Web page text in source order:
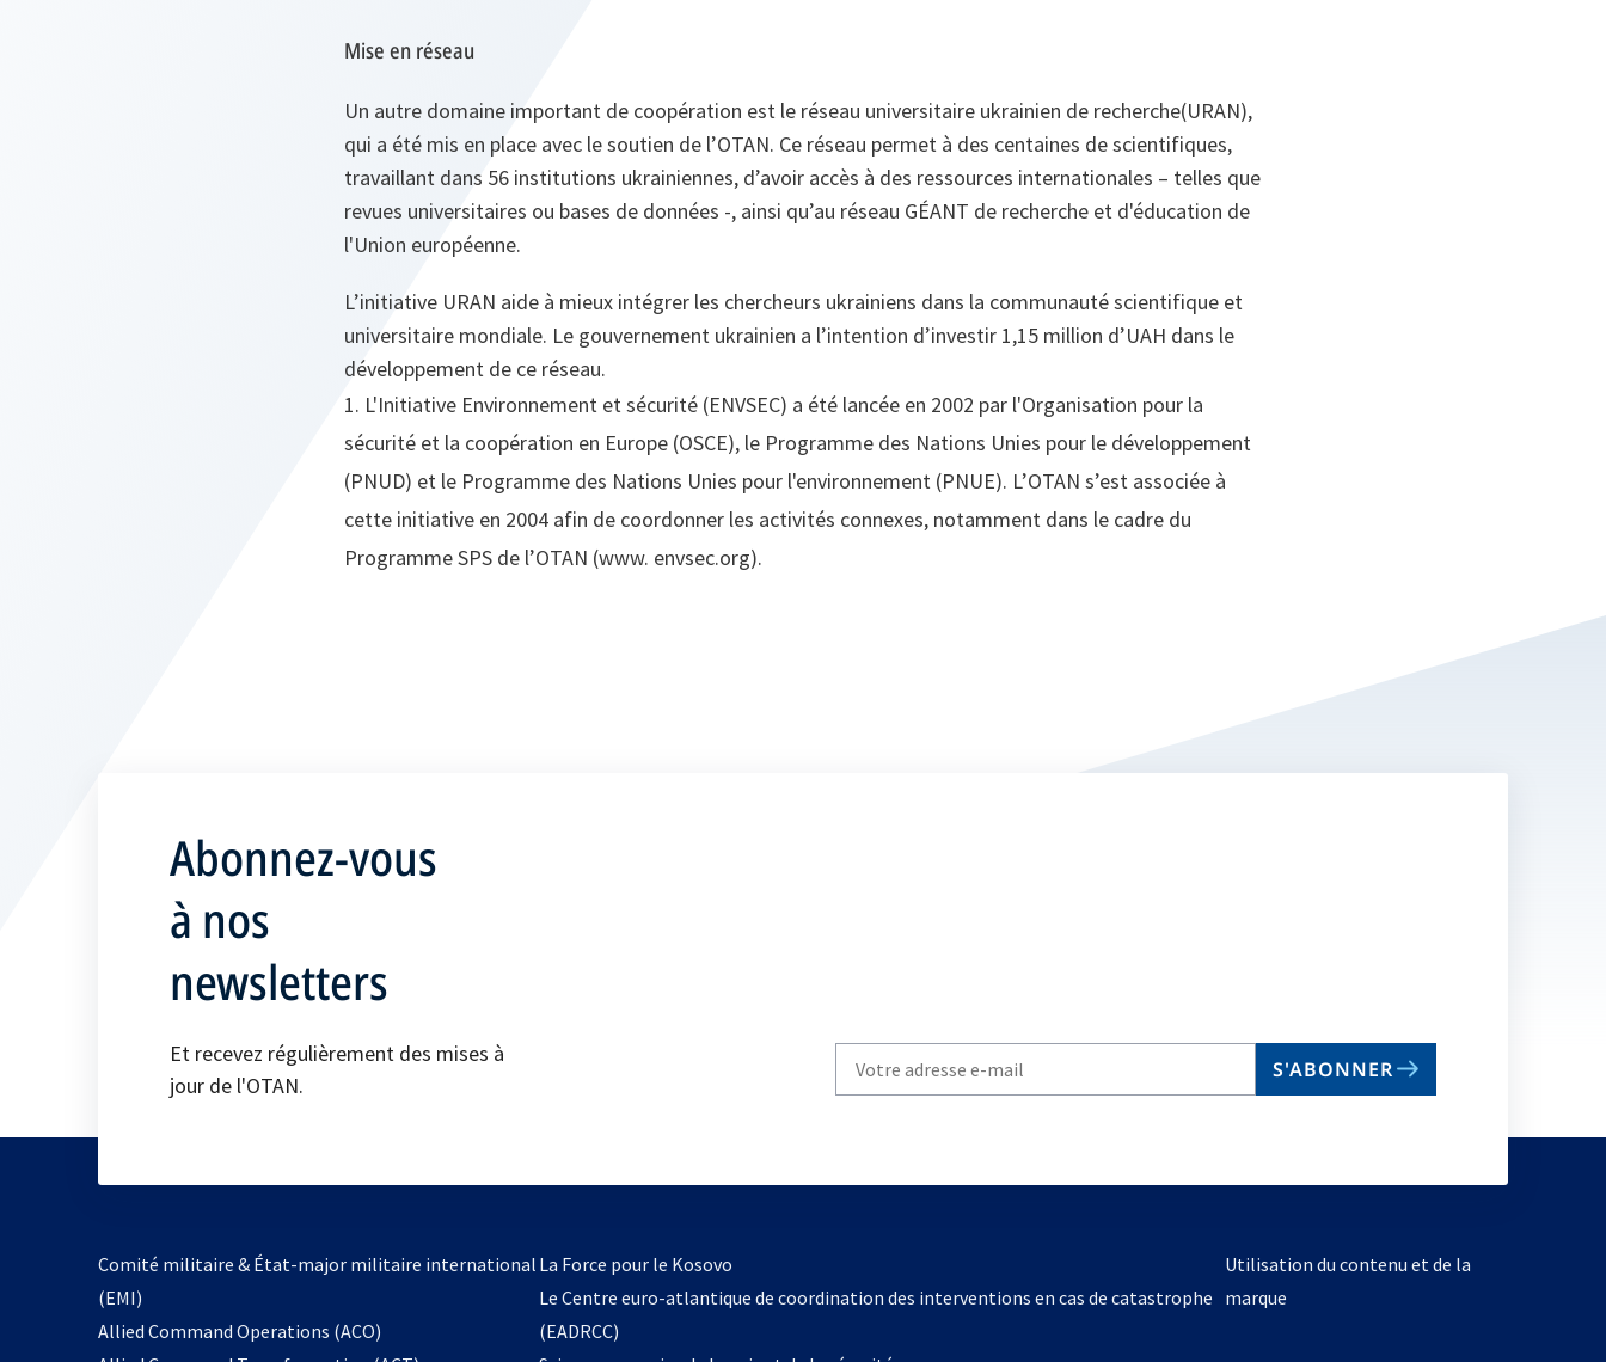
Mise en réseau
Un autre domaine important de coopération est le réseau universitaire ukrainien de recherche(URAN),
qui a été mis en place avec le soutien de l’OTAN. Ce réseau permet à des centaines de scientifiques,
travaillant dans 56 institutions ukrainiennes, d’avoir accès à des ressources internationales – telles que
revues universitaires ou bases de données -, ainsi qu’au réseau GÉANT de recherche et d'éducation de
l'Union européenne.
L’initiative URAN aide à mieux intégrer les chercheurs ukrainiens dans la communauté scientifique et
universitaire mondiale. Le gouvernement ukrainien a l’intention d’investir 1,15 million d’UAH dans le
développement de ce réseau.
1. L'Initiative Environnement et sécurité (ENVSEC) a été lancée en 2002 par l'Organisation pour la
sécurité et la coopération en Europe (OSCE), le Programme des Nations Unies pour le développement
(PNUD) et le Programme des Nations Unies pour l'environnement (PNUE). L’OTAN s’est associée à
cette initiative en 2004 afin de coordonner les activités connexes, notamment dans le cadre du
Programme SPS de l’OTAN (www. envsec.org).
Abonnez-vous
à nos
newsletters
Et recevez régulièrement des mises à
jour de l'OTAN.
S'ABONNER
Comité militaire & État-major militaire international
(EMI)
Allied Command Operations (ACO)
La Force pour le Kosovos’ouvre
dans
Le Centre euro-atlantique de coordination des interventions en cas de catastrophe
(EADRCC)
Utilisation du contenu et de la
marque